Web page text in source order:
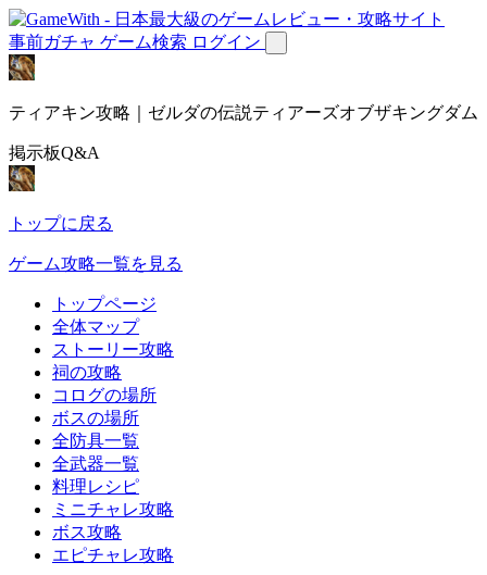
事前ガチャ ゲーム検索 ログイン
ティアキン攻略｜ゼルダの伝説ティアーズオブザキングダム
掲示板Q&A
トップに戻る
ゲーム攻略一覧を見る
トップページ
全体マップ
ストーリー攻略
祠の攻略
コログの場所
ボスの場所
全防具一覧
全武器一覧
料理レシピ
ミニチャレ攻略
ボス攻略
エピチャレ攻略